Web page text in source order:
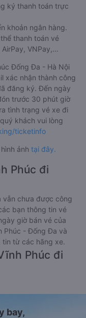
ký thanh toán trực
khoản ngân hàng.
thanh toán vé
VNPay,…
Đống Đa - Hà Nội
xác nhận thành công
đăng ký. Đến ngày
trước 30 phút giờ
tình trạng vé xe đi
khách vui lòng
ticketinfo
ảnh tại đây.
Phúc đi
vẫn chưa được công
bạn thông tin vé
giờ bán vé của
Phúc - Đống Đa và
từ các hãng xe.
Phúc đi
bay,